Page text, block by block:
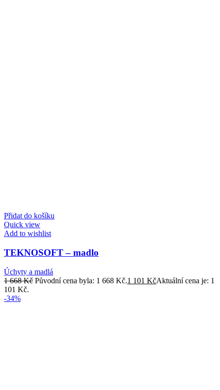
Přidat do košíku
Quick view
Add to wishlist
TEKNOSOFT – madlo
Úchyty a madlá
1 668Kč Původní cena byla: 1 668 Kč.1 101 KčAktuální cena je: 1
101 Kč.
-34%